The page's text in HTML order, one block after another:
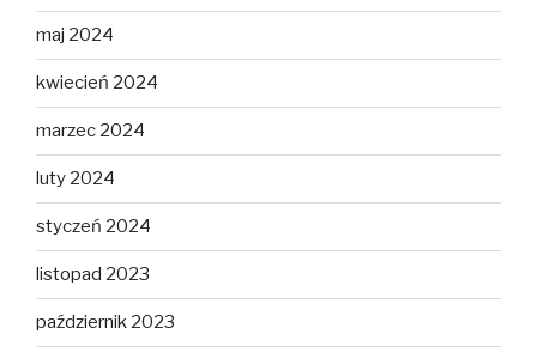
maj 2024
kwiecień 2024
marzec 2024
luty 2024
styczeń 2024
listopad 2023
październik 2023